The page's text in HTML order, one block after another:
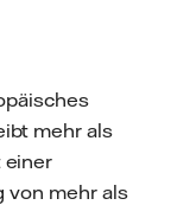
mehr als
einer
von mehr als